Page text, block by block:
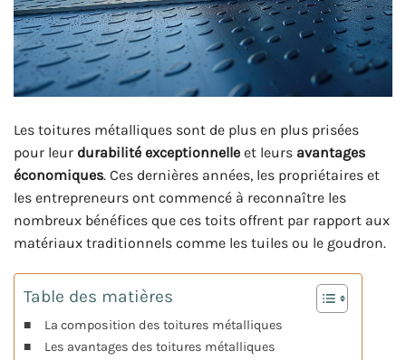
Les toitures métalliques sont de plus en plus prisées
pour leur durabilité exceptionnelle et leurs avantages
économiques. Ces dernières années, les propriétaires et
les entrepreneurs ont commencé à reconnaître les
nombreux bénéfices que ces toits offrent par rapport aux
matériaux traditionnels comme les tuiles ou le goudron.
Table des matières
La composition des toitures métalliques
Les avantages des toitures métalliques